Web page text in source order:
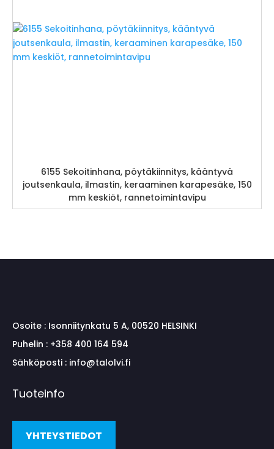
6155 Sekoitinhana, pöytäkiinnitys, kääntyvä
joutsenkaula, ilmastin, keraaminen karapesäke, 150
mm keskiöt, rannetoimintavipu
Osoite : Isonniitynkatu 5 A, 00520 HELSINKI
Puhelin : +358 400 164 594
Sähköposti : info@talolvi.fi
Tuoteinfo
YHTEYSTIEDOT